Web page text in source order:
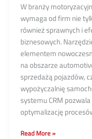
W branży
wymaga od firm nie
również sprawnych i
biznesowych.
elementem
na obszarze
sprzedażą pojazdów,
wypożyczalnię
systemu CRM
optymalizację
CRM
Read More »